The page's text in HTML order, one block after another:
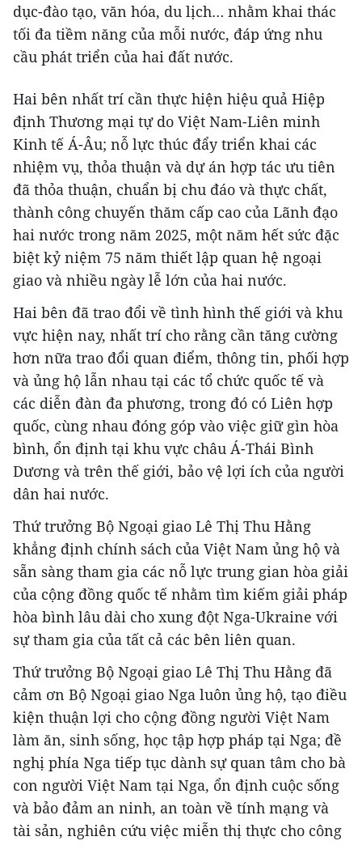
dục-đào tạo, văn hóa, du lịch… nhằm khai thác
tối đa tiềm năng của mỗi nước, đáp ứng nhu
cầu phát triển của hai đất nước.
Hai bên nhất trí cần thực hiện hiệu quả Hiệp
định Thương mại tự do Việt Nam-Liên minh
Kinh tế Á-Âu; nỗ lực thúc đẩy triển khai các
nhiệm vụ, thỏa thuận và dự án hợp tác ưu tiên
đã thỏa thuận, chuẩn bị chu đáo và thực chất,
thành công chuyến thăm cấp cao của Lãnh đạo
hai nước trong năm 2025, một năm hết sức đặc
biệt kỷ niệm 75 năm thiết lập quan hệ ngoại
giao và nhiều ngày lễ lớn của hai nước.
Hai bên đã trao đổi về tình hình thế giới và khu
vực hiện nay, nhất trí cho rằng cần tăng cường
hơn nữa trao đổi quan điểm, thông tin, phối hợp
và ủng hộ lẫn nhau tại các tổ chức quốc tế và
các diễn đàn đa phương, trong đó có Liên hợp
quốc, cùng nhau đóng góp vào việc giữ gìn hòa
bình, ổn định tại khu vực châu Á-Thái Bình
Dương và trên thế giới, bảo vệ lợi ích của người
dân hai nước.
Thứ trưởng Bộ Ngoại giao Lê Thị Thu Hằng
khẳng định chính sách của Việt Nam ủng hộ và
sẵn sàng tham gia các nỗ lực trung gian hòa giải
của cộng đồng quốc tế nhằm tìm kiếm giải pháp
hòa bình lâu dài cho xung đột Nga-Ukraine với
sự tham gia của tất cả các bên liên quan.
Thứ trưởng Bộ Ngoại giao Lê Thị Thu Hằng đã
cảm ơn Bộ Ngoại giao Nga luôn ủng hộ, tạo điều
kiện thuận lợi cho cộng đồng người Việt Nam
làm ăn, sinh sống, học tập hợp pháp tại Nga; đề
nghị phía Nga tiếp tục dành sự quan tâm cho bà
con người Việt Nam tại Nga, ổn định cuộc sống
và bảo đảm an ninh, an toàn về tính mạng và
tài sản, nghiên cứu việc miễn thị thực cho công